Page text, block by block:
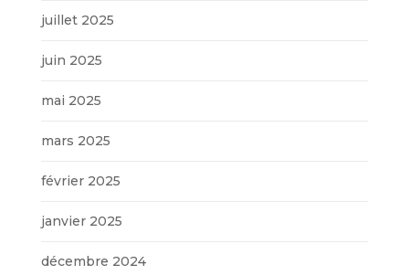
juillet 2025
juin 2025
mai 2025
mars 2025
février 2025
janvier 2025
décembre 2024